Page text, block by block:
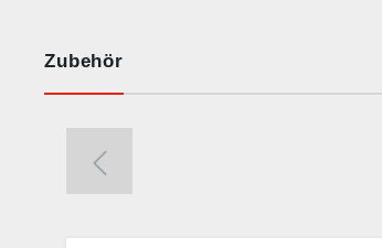
Zubehör